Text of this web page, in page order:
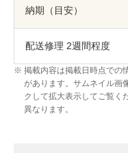
採用情報
納期（目安）
配送修理 2週間程度
掲載内容は掲載日時点での
があります。サムネイル画
クして拡大表示してご覧く
異なります。